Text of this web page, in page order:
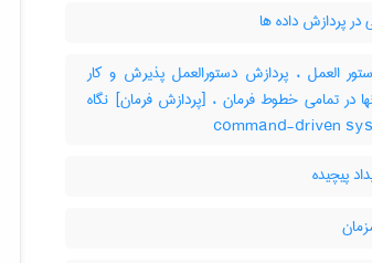
در پردازش داده ها
العمل ، پردازش دستورالعمل پذیرش و کار
در تمامی خطوط فرمان ، [پردازش فرمان] نگاه
پیچیده